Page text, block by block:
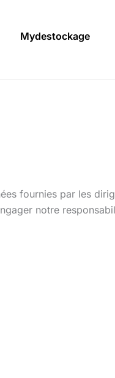
Mydestockage
fournies par les
notre